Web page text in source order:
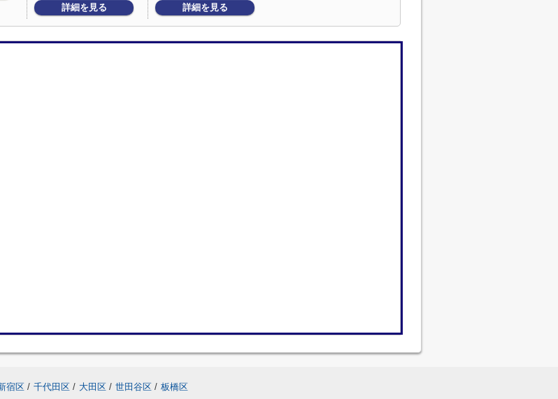
詳細を見る 詳細を見る
宿区 / 千代田区 / 大田区 / 世田谷区 / 板橋区